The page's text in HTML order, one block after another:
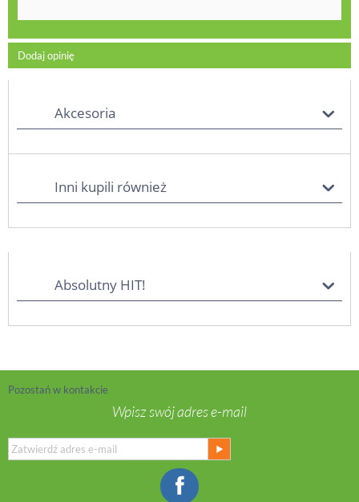
Dodaj opinię
Akcesoria
Inni kupili również
Absolutny HIT!
Pozostań w kontakcie
Wpisz swój adres e-mail